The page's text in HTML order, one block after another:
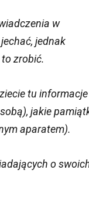
w
jednak
zrobić.
tu informacje
jakie
aparatem).
o